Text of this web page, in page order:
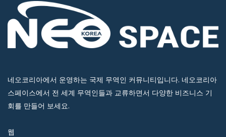
네오코리아에서 운영하는 국제 무역인 커뮤니티입니다. 네오코리아
스페이스에서 전 세계 무역인들과 교류하면서 다양한 비즈니스 기
회를 만들어 보세요.
웹